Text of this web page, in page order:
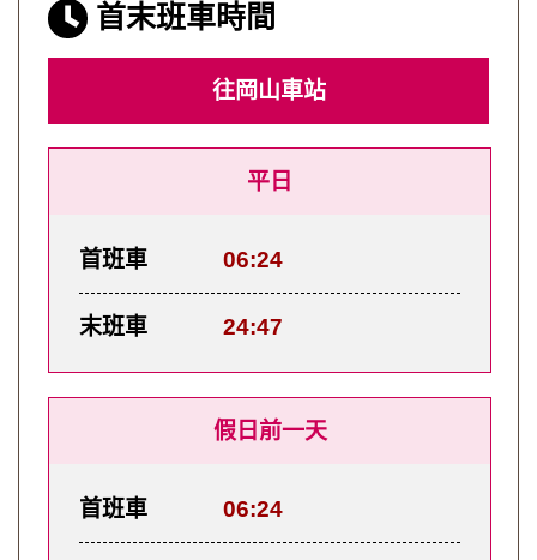
首末班車時間
往岡山車站
平日
首班車 06:24
末班車 24:47
假日前一天
首班車 06:24